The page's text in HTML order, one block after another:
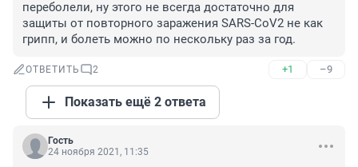
переболели, ну этого не всегда достаточно для
защиты от повторного заражения SARS-CoV2 не как
грипп, и болеть можно по нескольку раз за год.
ОТВЕТИТЬ 2 +1 –9
Показать ещё 2 ответа
Гость
24 ноября 2021, 11:35